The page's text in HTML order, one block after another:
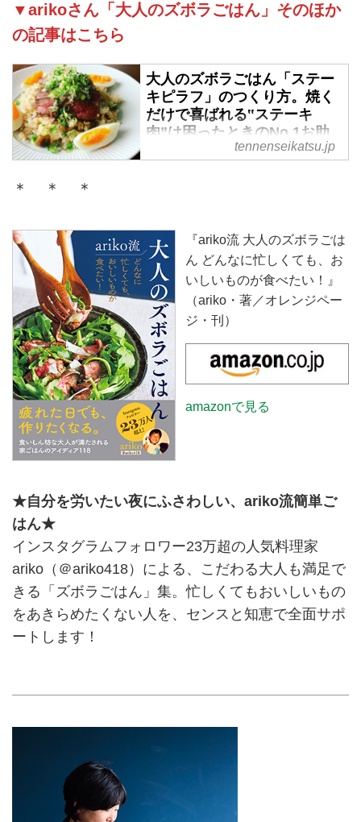
▼arikoさん「大人のズボラごはん」そのほか
の記事はこちら
大人のズボラごはん「ステー
キピラフ」のつくり方。焼く
だけで喜ばれる‟ステーキ
肉”は困ったときのNo.1お助
けアイテム／arikoさん - 天然
くつくれてとびきりおいしい「ス
テーキピラフ」のつくり方を教え
ていただきました。焼くだけでご
ちそう感のでるステーキ肉は、時
間がないときのお助けアイテム。
チャーハン感覚でさっとつくれる
のに、ステーキがあるだけでぐっ
と豪華な気分に。 （『ariko流 大
人のズボラごはん どんなに忙し
くても、おいしいものが食べた
い！』より）
tennenseikatsu.jp
＊ ＊ ＊
『ariko流 大人のズボラごは
ん どんなに忙しくても、お
いしいものが食べたい！』
（ariko・著／オレンジペー
ジ・刊）
amazonで見る
★自分を労いたい夜にふさわしい、ariko流簡単ご
はん★
インスタグラムフォロワー23万超の人気料理家
ariko（＠ariko418）による、こだわる大人も満足で
きる「ズボラごはん」集。忙しくてもおいしいもの
をあきらめたくない人を、センスと知恵で全面サポ
ートします！